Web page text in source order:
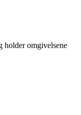
holder omgivelsene